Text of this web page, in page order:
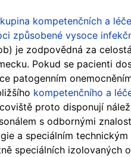
kompetenčních a
způsobené vysoce
je zodpovědná za
Pokud se pacienti
patogenním
kompetenčního a
proto disponují
s odbornými
a speciálním technickým
speciálních izolovaných